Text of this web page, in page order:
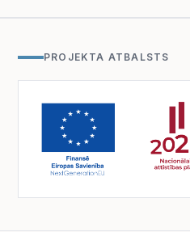
PROJEKTA ATBALSTS